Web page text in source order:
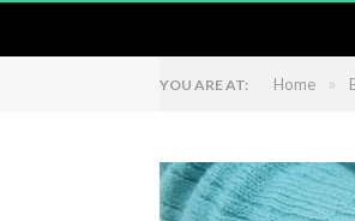
YOU ARE AT: Home »